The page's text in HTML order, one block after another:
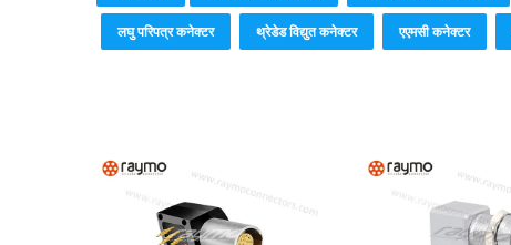
लघु परिपत्र कनेक्टर थ्रेडेड विद्युत कनेक्टर एएमसी कनेक्टर